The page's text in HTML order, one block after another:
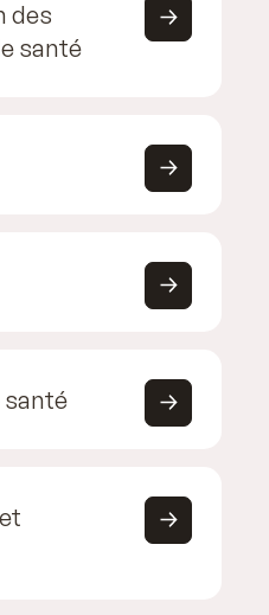
des
santé
santé